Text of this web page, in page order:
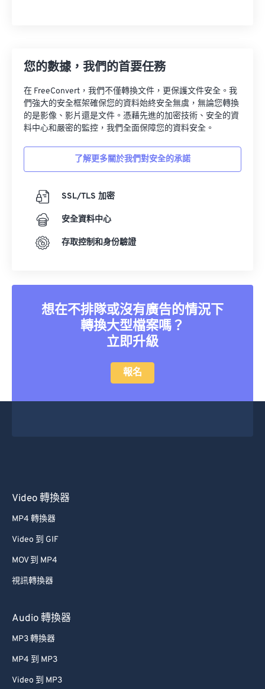
您的數據，我們的首要任務
在 FreeConvert，我們不僅轉換文件，更保護文件安全。我
們強大的安全框架確保您的資料始終安全無虞，無論您轉換
的是影像、影片還是文件。憑藉先進的加密技術、安全的資
料中心和嚴密的監控，我們全面保障您的資料安全。
了解更多關於我們對安全的承諾
SSL/TLS 加密
安全資料中心
存取控制和身份驗證
想在不排隊或沒有廣告的情況下
轉換大型檔案嗎？
立即升級
報名
Video 轉換器
MP4 轉換器
Video 到 GIF
MOV 到 MP4
視訊轉換器
Audio 轉換器
MP3 轉換器
MP4 到 MP3
Video 到 MP3